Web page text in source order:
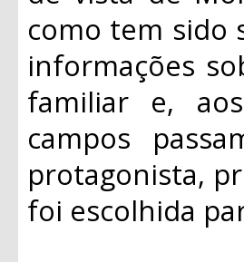
como tem sido
informações
familiar e,
campos
protagonista,
foi escolhida